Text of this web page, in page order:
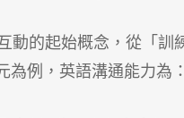
動的起始概念，從「
為例，英語溝通能力為：